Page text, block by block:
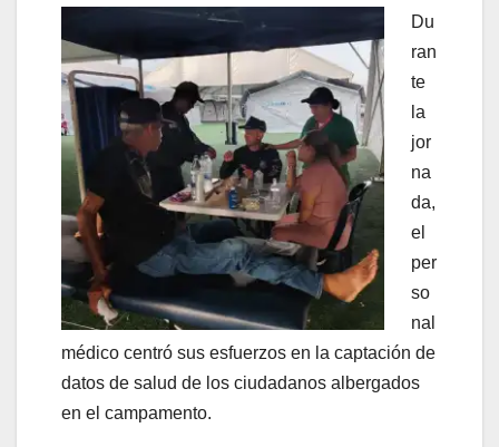
Du
ran
te
la
jor
na
da,
el
per
so
nal
médico centró sus esfuerzos en la captación de
datos de salud de los ciudadanos albergados
en el campamento.